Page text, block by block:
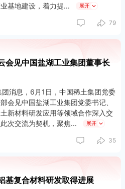
基地建设，着力提
展开
、锂电等企业和西部矿业智慧管控
创新和产业发展等情况。他强调，
处理好资源开发利用和生态环境保
展，提高资源安全保障能力，不断
力。要统筹推进盐湖产业布局、产
因地制宜发展盐湖资源精深加工、
势产业，促进产业链向高附加值领
用和高效开发，强化关键核心技
进相关产业流程、技术、工艺创新
约集约利用，努力做到低消耗、低
大中小企业融通发展的先进产业集
强调，要坚持人民至上、生命至
79
会见中国盐湖工业集团董事长
消息，6月1日，中国稀土集团党委
会见中国盐湖工业集团党委书记、
新材料研发应用等领域合作深入交
次交流为契机，聚焦
展开
35
基复合材料研发取得进展